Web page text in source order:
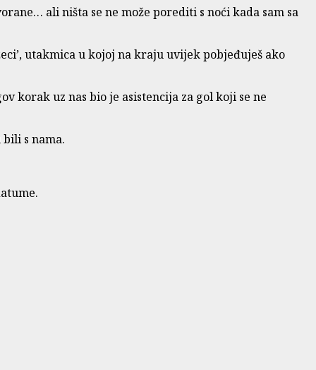
ali ništa se ne može porediti s noći kada sam sa
utakmica u kojoj na kraju uvijek pobjeđuješ ako
korak uz nas bio je asistencija za gol koji se ne
s nama.